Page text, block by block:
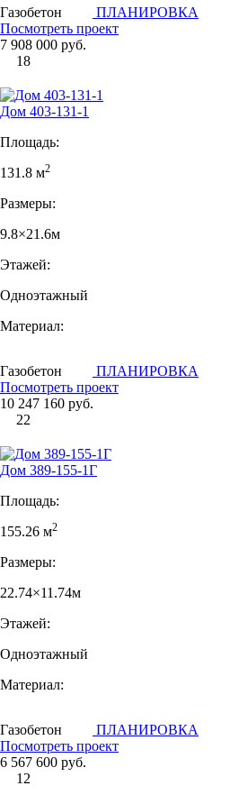
Газобетон
ПЛАНИРОВКА
Посмотреть проект
7 908 000 руб.
18
Дом 403-131-1
Площадь:
131.8 м2
Размеры:
9.8×21.6м
Этажей:
Одноэтажный
Материал:
Газобетон
ПЛАНИРОВКА
Посмотреть проект
10 247 160 руб.
22
Дом 389-155-1Г
Площадь:
155.26 м2
Размеры:
22.74×11.74м
Этажей:
Одноэтажный
Материал:
Газобетон
ПЛАНИРОВКА
Посмотреть проект
6 567 600 руб.
12